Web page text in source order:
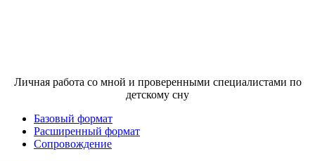
Личная работа со мной и проверенными специалистами по
детскому сну
Базовый формат
Расширенный формат
Сопровождение